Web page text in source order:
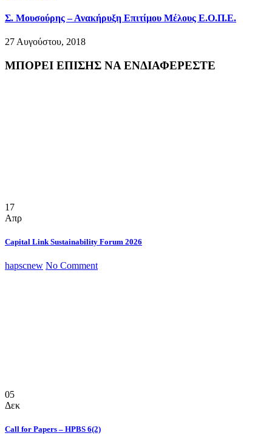
Σ. Μουσούρης – Ανακήρυξη Επιτίμου Μέλους Ε.Ο.Π.Ε.
27 Αυγούστου, 2018
ΜΠΟΡΕΙ ΕΠΙΣΗΣ ΝΑ ΕΝΔΙΑΦΕΡΕΣΤΕ
17
Απρ
Capital Link Sustainability Forum 2026
hapscnew No Comment
05
Δεκ
Call for Papers – HPBS 6(2)